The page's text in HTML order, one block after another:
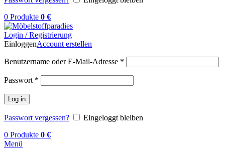
0 Produkte 0 €
Login / Registrierung
EinloggenAccount erstellen
Benutzername oder E-Mail-Adresse *
Passwort *
Log in
Passwort vergessen?
Eingeloggt bleiben
0 Produkte 0 €
Menü